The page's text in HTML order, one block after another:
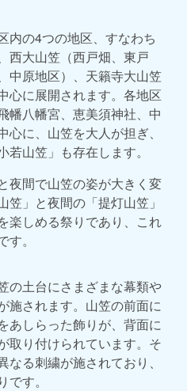
内の4つの地区、すなわち
西大山笠（西戸畑、東戸
中原地区）、天籟寺大山笠
心に展開されます。各地区
幡八幡宮、恵美須神社、中
に、山笠を大人が担ぎ、
山笠」も存在します。
夜間で山笠の姿が大きく変
」と夜間の「提灯山笠」
楽しめる祭りであり、これ
。
の土台にさまざまな幕類や
施されます。山笠の前面に
あしらった飾りが、背面に
取り付けられています。そ
る刺繍が施されており、
す。